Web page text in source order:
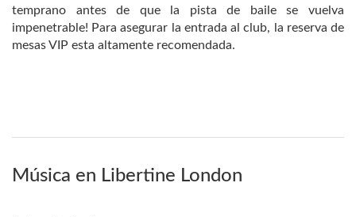
temprano antes de que la pista de baile se vuelva
impenetrable! Para asegurar la entrada al club, la reserva de
mesas VIP esta altamente recomendada.
Música en Libertine London